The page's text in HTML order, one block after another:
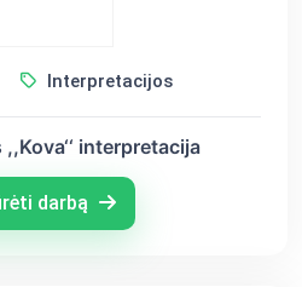
Interpretacijos
interpretacija
darbą